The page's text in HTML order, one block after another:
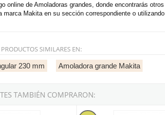
online de Amoladoras grandes, donde encontrarás
marca Makita en su sección correspondiente o
SIMILARES EN:
230 mm Amoladora grande Makita
TAMBIÉN COMPRARON:
GA9060R 2.200W 230mm - SAR - Arranque suave
Amoladora Makita